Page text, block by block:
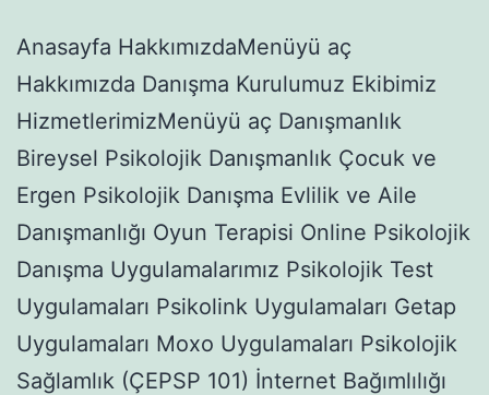
Anasayfa HakkımızdaMenüyü aç
Hakkımızda Danışma Kurulumuz Ekibimiz
HizmetlerimizMenüyü aç Danışmanlık
Bireysel Psikolojik Danışmanlık Çocuk ve
Ergen Psikolojik Danışma Evlilik ve Aile
Danışmanlığı Oyun Terapisi Online Psikolojik
Danışma Uygulamalarımız Psikolojik Test
Uygulamaları Psikolink Uygulamaları Getap
Uygulamaları Moxo Uygulamaları Psikolojik
Sağlamlık (ÇEPSP 101) İnternet Bağımlılığı